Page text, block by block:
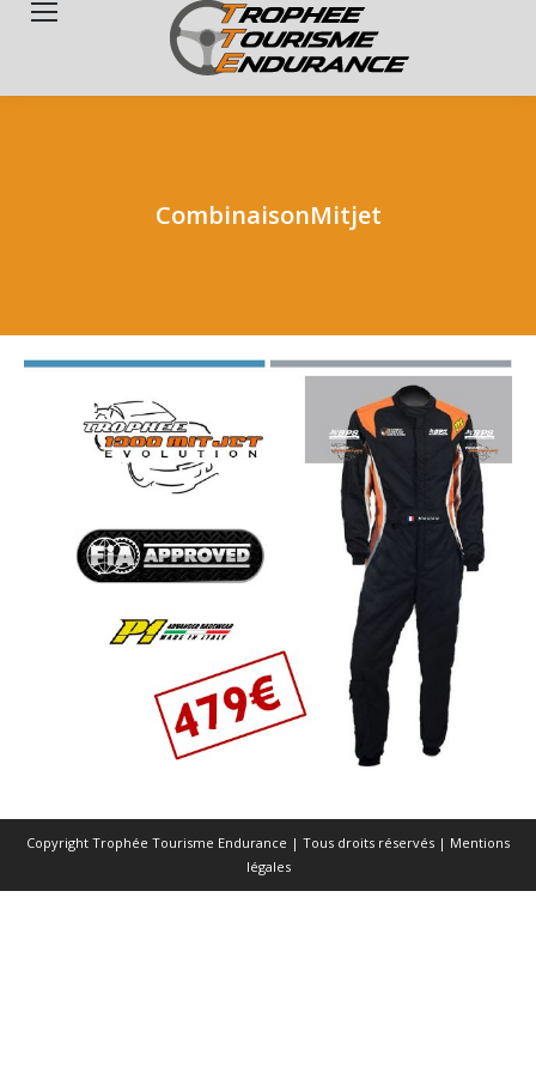
CombinaisonMitjet
Copyright Trophée Tourisme Endurance | Tous droits réservés | Mentions
légales